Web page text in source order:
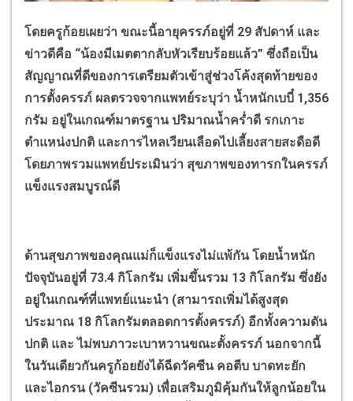
โดยครูก้อยเผยว่า ขณะนี้อายุครรภ์อยู่ที่ 29 สัปดาห์ และ
ข่าวดีคือ “น้องมีเมตตากลับหัวเรียบร้อยแล้ว” ซึ่งถือเป็น
สัญญาณที่ดีของการเตรียมตัวเข้าสู่ช่วงโค้งสุดท้ายของ
การตั้งครรภ์ ผลตรวจจากแพทย์ระบุว่า น้ำหนักเบบี๋ 1,356
กรัม อยู่ในเกณฑ์มาตรฐาน ปริมาณน้ำคร่ำดี รกเกาะ
ตำแหน่งปกติ และการไหลเวียนเลือดไปเลี้ยงสายสะดือดี
โดยภาพรวมแพทย์ประเมินว่า สุขภาพของทารกในครรภ์
แข็งแรงสมบูรณ์ดี
ด้านสุขภาพของคุณแม่ก็แข็งแรงไม่แพ้กัน โดยน้ำหนัก
ปัจจุบันอยู่ที่ 73.4 กิโลกรัม เพิ่มขึ้นรวม 13 กิโลกรัม ซึ่งยัง
อยู่ในเกณฑ์ที่แพทย์แนะนำ (สามารถเพิ่มได้สูงสุด
ประมาณ 18 กิโลกรัมตลอดการตั้งครรภ์) อีกทั้งความดัน
ปกติ และ ไม่พบภาวะเบาหวานขณะตั้งครรภ์ นอกจากนี้
ในวันเดียวกันครูก้อยยังได้ฉีดวัคซีน คอตีบ บาดทะยัก
และไอกรน (วัคซีนรวม) เพื่อเสริมภูมิคุ้มกันให้ลูกน้อยใน